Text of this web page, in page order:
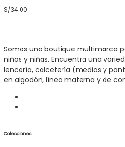
producto
S/34.00
Somos una boutique multimarca
niños y niñas. Encuentra una
lencería, calcetería (medias y
en algodón, línea materna y de
Colecciones